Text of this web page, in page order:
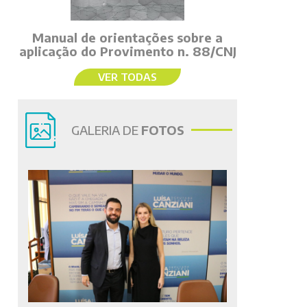
Manual de orientações sobre a
aplicação do Provimento n. 88/CNJ
VER TODAS
GALERIA DE FOTOS